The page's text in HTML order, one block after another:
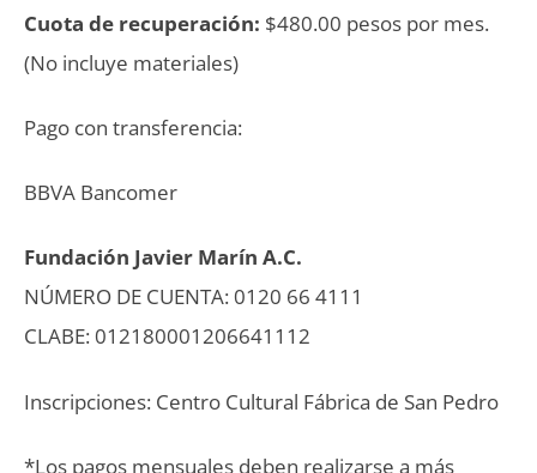
Cuota de recuperación: $480.00 pesos por mes.
(No incluye materiales)
Pago con transferencia:
BBVA Bancomer
Fundación Javier Marín A.C.
NÚMERO DE CUENTA: 0120 66 4111
CLABE: 012180001206641112
Inscripciones: Centro Cultural Fábrica de San Pedro
*Los pagos mensuales deben realizarse a más